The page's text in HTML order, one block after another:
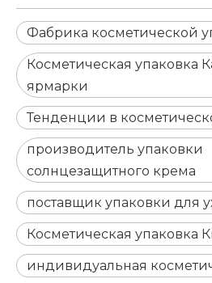
Фабрика косметической
Косметическая упаковка
ярмарки
Тенденции в
производитель упаковки
солнцезащитного крема
поставщик упаковки для
Косметическая упаковка
индивидуальная